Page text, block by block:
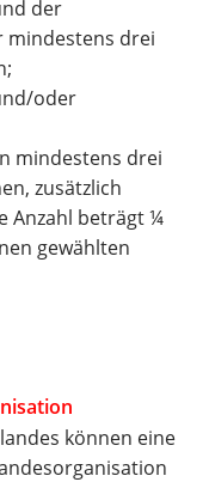
der
mindestens drei
oder
mindestens drei
zusätzlich
Anzahl beträgt ¼
gewählten
können eine